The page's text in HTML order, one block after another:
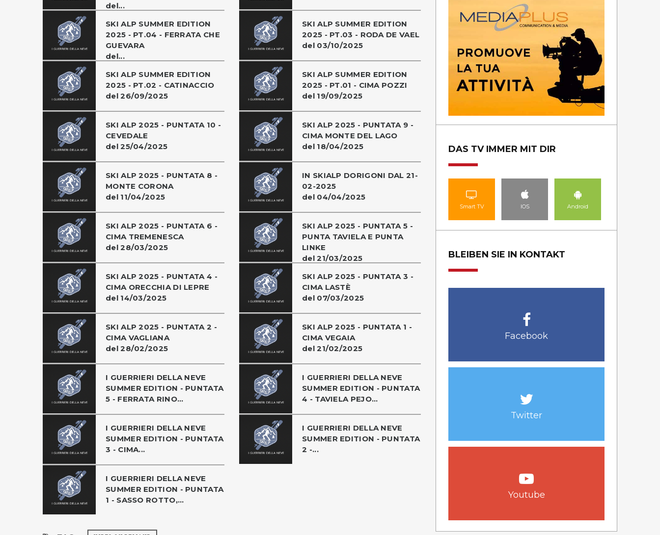
del...
SKI ALP SUMMER EDITION
2025 - PT.04 - FERRATA CHE
GUEVARA
del...
SKI ALP SUMMER EDITION
2025 - PT.03 - RODA DE VAEL
del 03/10/2025
SKI ALP SUMMER EDITION
2025 - PT.02 - CATINACCIO
del 26/09/2025
SKI ALP SUMMER EDITION
2025 - PT.01 - CIMA POZZI
del 19/09/2025
SKI ALP 2025 - PUNTATA 10 -
CEVEDALE
del 25/04/2025
SKI ALP 2025 - PUNTATA 9 -
CIMA MONTE DEL LAGO
del 18/04/2025
SKI ALP 2025 - PUNTATA 8 -
MONTE CORONA
del 11/04/2025
IN SKIALP DORIGONI DAL 21-
02-2025
del 04/04/2025
SKI ALP 2025 - PUNTATA 6 -
CIMA TREMENESCA
del 28/03/2025
SKI ALP 2025 - PUNTATA 5 -
PUNTA TAVIELA E PUNTA
LINKE
del 21/03/2025
SKI ALP 2025 - PUNTATA 4 -
CIMA ORECCHIA DI LEPRE
del 14/03/2025
SKI ALP 2025 - PUNTATA 3 -
CIMA LASTÈ
del 07/03/2025
SKI ALP 2025 - PUNTATA 2 -
CIMA VAGLIANA
del 28/02/2025
SKI ALP 2025 - PUNTATA 1 -
CIMA VEGAIA
del 21/02/2025
I GUERRIERI DELLA NEVE
SUMMER EDITION - PUNTATA
5 - FERRATA RINO...
I GUERRIERI DELLA NEVE
SUMMER EDITION - PUNTATA
4 - TAVIELA PEJO...
I GUERRIERI DELLA NEVE
SUMMER EDITION - PUNTATA
3 - CIMA...
I GUERRIERI DELLA NEVE
SUMMER EDITION - PUNTATA
2 -...
I GUERRIERI DELLA NEVE
SUMMER EDITION - PUNTATA
1 - SASSO ROTTO,...
DAS TV IMMER MIT DIR
Smart TV IOS Android
BLEIBEN SIE IN KONTAKT
Facebook
Twitter
Youtube